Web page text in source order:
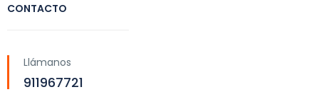
CONTACTO
Llámanos
911967721